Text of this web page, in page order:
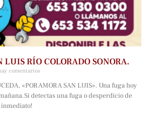
LUIS RÍO COLORADO SONORA.
comentarios
«POR AMOR A SAN LUIS». Una fuga hoy
detectas una fuga o desperdicio de